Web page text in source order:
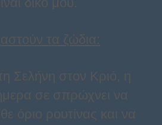
τα ζώδια:
Σελήνη στον Κριό, η
σε σπρώχνει να
όριο ρουτίνας και να